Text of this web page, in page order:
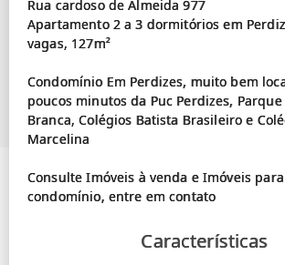
Rua cardoso de Almeida 977
Apartamento 2 a 3 dormitórios em
vagas, 127m²
Condomínio Em Perdizes, muito bem
poucos minutos da Puc Perdizes,
Branca, Colégios Batista Brasileiro e
Marcelina
Consulte Imóveis à venda e Imóveis
Características